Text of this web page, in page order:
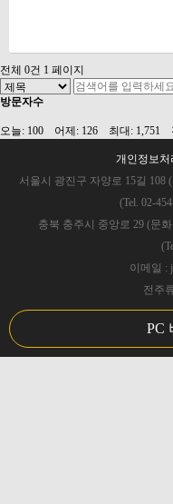
전체 0건 1 페이지
방문자수
오늘: 100 어제: 126 최대: 1,751
개인정보처
서울시 광진구 자양로 15길
(Tel. 02-
충북 충주시 중앙로 29 (문
이메일 :
전주
PC